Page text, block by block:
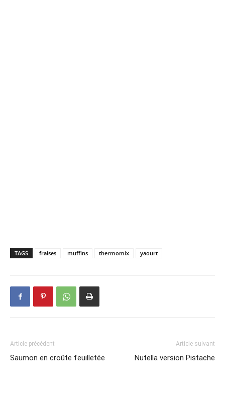
TAGS fraises muffins thermomix yaourt
Article précédent
Saumon en croûte feuilletée
Article suivant
Nutella version Pistache